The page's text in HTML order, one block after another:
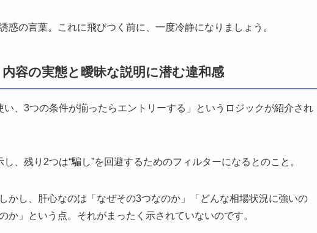
惑の言葉。これに飛びつく前に、一度冷静になりましょう。
容の実態と曖昧な説明に潜む違和感
、3つの条件が揃ったらエントリーする」というロジックが紹介され
、残り2つは“騙し”を回避するためのフィルターになるとのこと。
し、肝心なのは「なぜその3つなのか」「どんな相場状況に強いの
か」という点。それがまったく示されていないのです。